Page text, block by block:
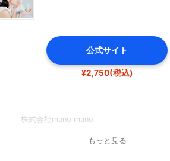
公式サイト
¥2,750(税込)
株式会社mano mano
もっと見る